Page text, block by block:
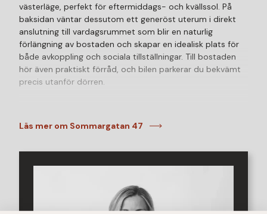
västerläge, perfekt för eftermiddags- och kvällssol. På
baksidan väntar dessutom ett generöst uterum i direkt
anslutning till vardagsrummet som blir en naturlig
förlängning av bostaden och skapar en idealisk plats för
både avkoppling och sociala tillställningar. Till bostaden
hör även praktiskt förråd, och bilen parkerar du bekvämt
precis utanför dörren.
möjlighet att skapa ytterligare ett sovrum vid behov. Idag
hemmakontor eller gästrum.
och generösa förvaringsmöjligheter.
Bostaden har två toaletter, varav ett rymligt badrum med
Läs mer om Sommargatan 47